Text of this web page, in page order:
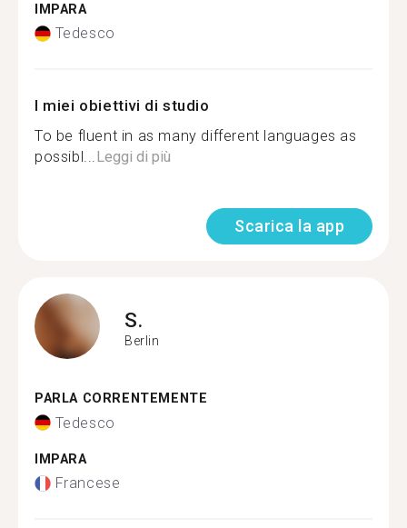
IMPARA
Tedesco
I miei obiettivi di studio
To be fluent in as many different languages as
possibl...Leggi di più
Scarica la app
S.
Berlin
PARLA CORRENTEMENTE
Tedesco
IMPARA
Francese